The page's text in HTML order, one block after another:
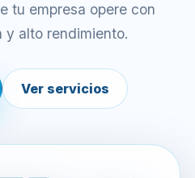
tu empresa opere con
alto rendimiento.
Ver servicios